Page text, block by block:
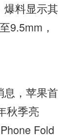
爆料显示其
9.5mm，
，苹果首
秋季亮
Fold